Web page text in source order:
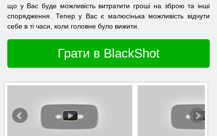
що у Вас буде можливість витратити гроші на зброю та інші
спорядження. Тепер у Вас є малюсінька можливість відчути
себе в ті часи, коли головне було вижити.
Грати в BlackShot